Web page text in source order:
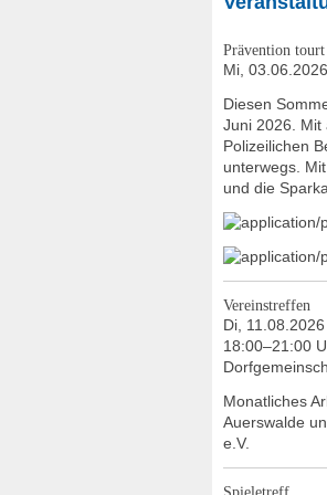
Prävention
Mi,
Diesen
Juni 2026. Mit
Polizeilichen
unterwegs.
und die
Vereinstreffen
Di, 11.08.2026
18:00–21:00
Monatliches
Auerswalde
e.V.